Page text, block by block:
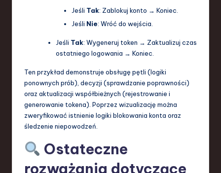
Jeśli Tak: Zablokuj konto → Koniec.
Jeśli Nie: Wróć do wejścia.
Jeśli Tak: Wygeneruj token → Zaktualizuj czas
ostatniego logowania → Koniec.
Ten przykład demonstruje obsługę pętli (logiki
ponownych prób), decyzji (sprawdzanie poprawności)
oraz aktualizacji współbieżnych (rejestrowanie i
generowanie tokena). Poprzez wizualizację można
zweryfikować istnienie logiki blokowania konta oraz
śledzenie niepowodzeń.
Ostateczne
rozważania dotyczące